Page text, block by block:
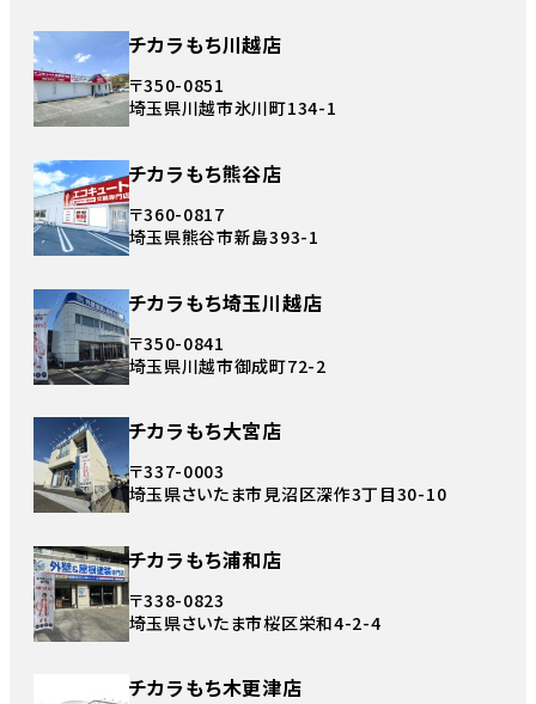
チカラもち川越店
〒350-0851
埼玉県川越市氷川町134-1
チカラもち熊谷店
〒360-0817
埼玉県熊谷市新島393-1
チカラもち埼玉川越店
〒350-0841
埼玉県川越市御成町72-2
チカラもち大宮店
〒337-0003
埼玉県さいたま市見沼区深作3丁目30-10
チカラもち浦和店
〒338-0823
埼玉県さいたま市桜区栄和4-2-4
チカラもち木更津店